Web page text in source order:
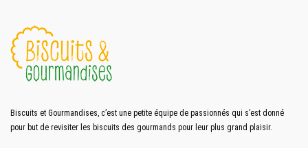
Biscuits et Gourmandises, c’est une petite équipe de passionnés qui s’est donné
pour but de revisiter les biscuits des gourmands pour leur plus grand plaisir.